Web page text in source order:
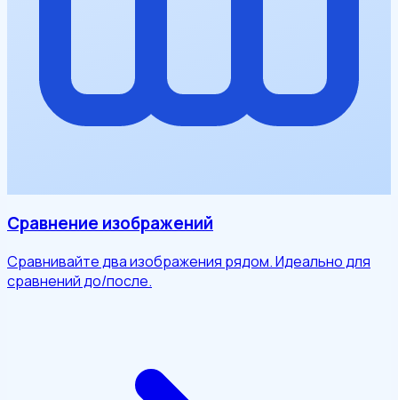
Сравнение изображений
Сравнивайте два изображения рядом. Идеально для
сравнений до/после.